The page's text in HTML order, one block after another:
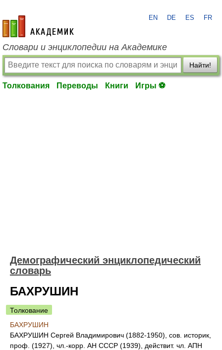
academic.ru
EN DE ES FR
Словари и энциклопедии на Академике
Найти!
Толкования Переводы Книги Игры ⚽
Демографический энциклопедический
словарь
БАХРУШИН
Толкование
БАХРУШИН
БАХРУШИН Сергей Владимирович (1882-1950), сов. историк,
проф. (1927), чл.-корр. АН СССР (1939), действит. чл. АПН